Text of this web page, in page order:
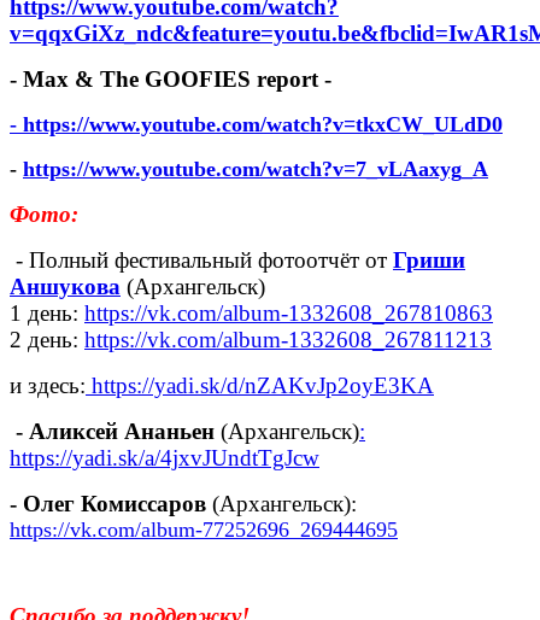
https://www.youtube.com/watch?
- Max & The GOOFIES report -
- https://www.youtube.com/watch?v=tkxCW_ULdD0
- https://www.youtube.com/watch?v=7_vLAaxyg_A
Фото:
- Полный фестивальный фотоотчёт от Гриши
Аншукова (Архангельск)
1 день: https://vk.com/album-1332608_267810863
2 день: https://vk.com/album-1332608_267811213
и здесь: https://yadi.sk/d/nZAKvJp2oyE3KA
- Аликсей Ананьен (Архангельск):
https://yadi.sk/a/4jxvJUndtTgJcw
- Олег Комиссаров (Архангельск):
https://vk.com/album-77252696_269444695